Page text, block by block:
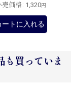
売価格: 1,320円
ートに入れる
も買っていま